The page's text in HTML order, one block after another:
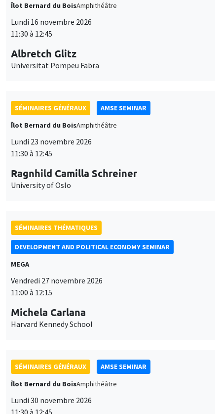
Îlot Bernard du BoisAmphithéâtre
Lundi 16 novembre 2026
11:30 à 12:45
Albretch Glitz
Universitat Pompeu Fabra
SÉMINAIRES GÉNÉRAUX
AMSE SEMINAR
Îlot Bernard du BoisAmphithéâtre
Lundi 23 novembre 2026
11:30 à 12:45
Ragnhild Camilla Schreiner
University of Oslo
SÉMINAIRES THÉMATIQUES
DEVELOPMENT AND POLITICAL ECONOMY SEMINAR
MEGA
Vendredi 27 novembre 2026
11:00 à 12:15
Michela Carlana
Harvard Kennedy School
SÉMINAIRES GÉNÉRAUX
AMSE SEMINAR
Îlot Bernard du BoisAmphithéâtre
Lundi 30 novembre 2026
11:30 à 12:45